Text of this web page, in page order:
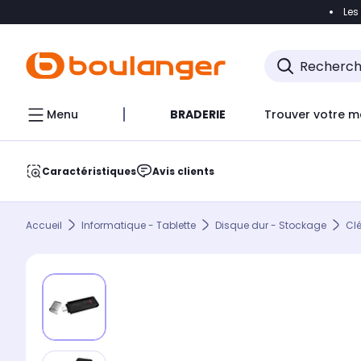
Accéder
Menu BRADERIE Trouver votre
Caractéristiques Avis clients
Accueil Informatique - Tablette Disque dur - Stockage